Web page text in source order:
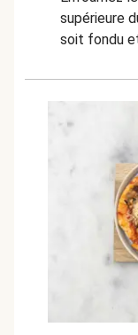
supérieure
soit fondu